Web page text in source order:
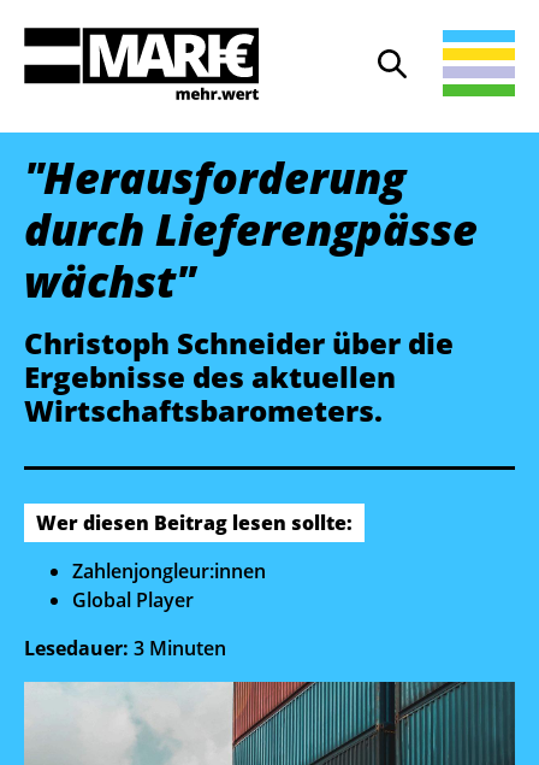
Suche öffnen
Suche
"Herausforderung
durch Liefer­engpässe
wächst"
Christoph Schneider über die
Ergebnisse des aktuellen
Wirtschaftsbarometers.
Wer diesen Beitrag lesen sollte:
Zahlenjongleur:innen
Global Player
Lesedauer: 3 Minuten